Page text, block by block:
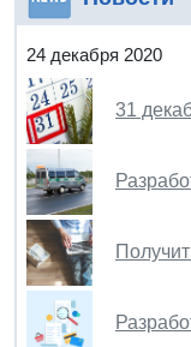
24 декабря 2020
31